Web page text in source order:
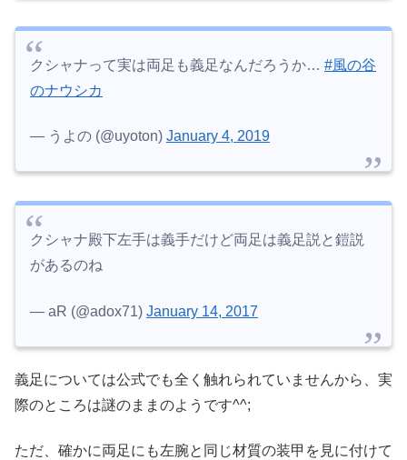
クシャナって実は両足も義足なんだろうか… #風の谷
のナウシカ
— うよの (@uyoton) January 4, 2019
クシャナ殿下左手は義手だけど両足は義足説と鎧説
があるのね
— aR (@adox71) January 14, 2017
義足については公式でも全く触れられていませんから、実
際のところは謎のままのようです^^;
ただ、確かに両足にも左腕と同じ材質の装甲を見に付けて